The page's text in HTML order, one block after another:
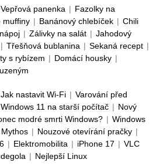
Vepřová panenka | Fazolky na
muffiny | Banánový chlebíček | Chili
| Zálivky na salát | Jahodový
| Třešňová bublanina | Sekaná recept |
s rybízem | Domácí housky |
Jak nastavit Wi-Fi | Varování před
11 na starší počítač | Nový
modré smrti Windows? | Windows
| Nouzové otevírání pračky |
| Elektromobilita | iPhone 17 | VLC
| Nejlepší Linux